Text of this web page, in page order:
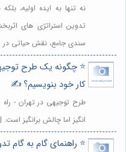
نه تنها به ایده اولیه،
تدوین استراتژی های
سندی جامع، نقش حیاتی در
⭐️ چگونه یک طرح
کار خود بنویسیم؟ ✍️
طرح توجیهی در تهران -
انگیز اما چالش برانگیز
⭐️ راهنمای گام به گام